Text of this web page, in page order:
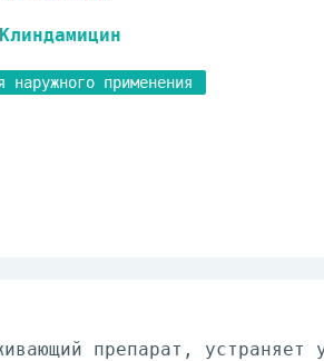
Клиндамицин
наружного применения
препарат, устраняет